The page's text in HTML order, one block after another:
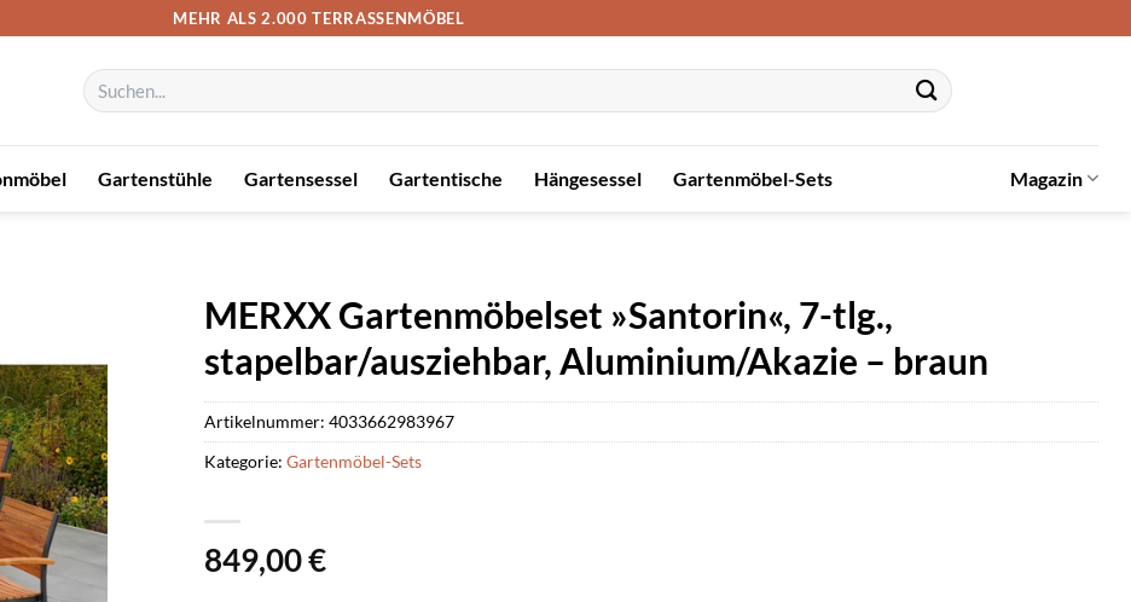
MEHR ALS 2.000 TERRASSENMÖBEL
Suchen
nach:
Gartenstühle Gartensessel Gartentische Hängesessel Gartenmöbel-Sets Magazin
MERXX Gartenmöbelset »Santorin«, 7-tlg.,
stapelbar/ausziehbar, Aluminium/Akazie – braun
849,00€
Artikelnummer: 4033662983967
Kategorie: Gartenmöbel-Sets